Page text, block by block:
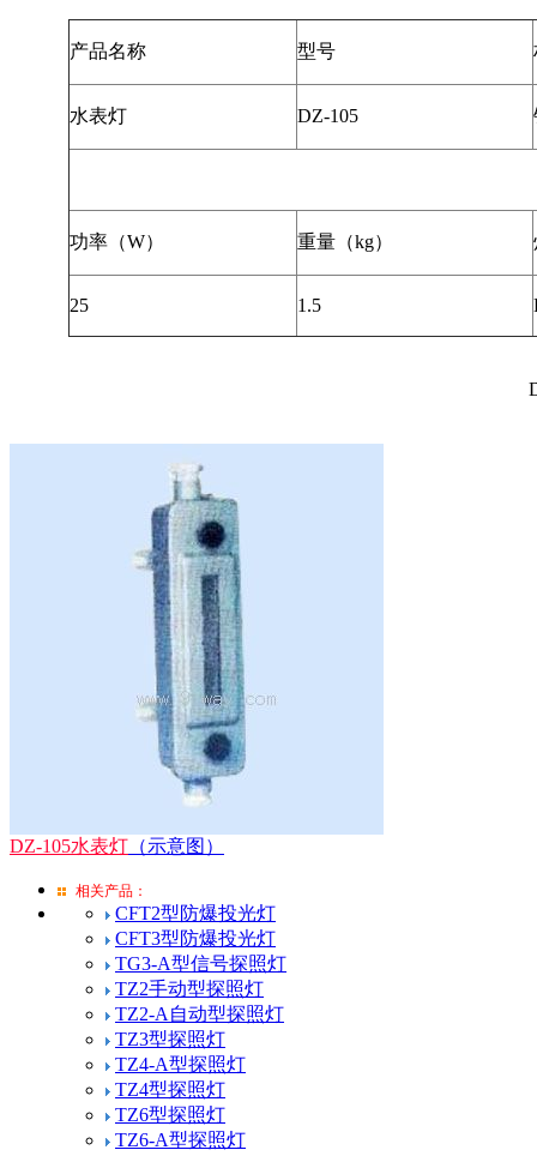
产品名称 型号
水表灯 DZ-105
功率（W） 重量（kg）
25 1.5
DZ-105水表灯 （示意图）
相关产品：
CFT2型防爆投光灯
CFT3型防爆投光灯
TG3-A型信号探照灯
TZ2手动型探照灯
TZ2-A自动型探照灯
TZ3型探照灯
TZ4-A型探照灯
TZ4型探照灯
TZ6型探照灯
TZ6-A型探照灯